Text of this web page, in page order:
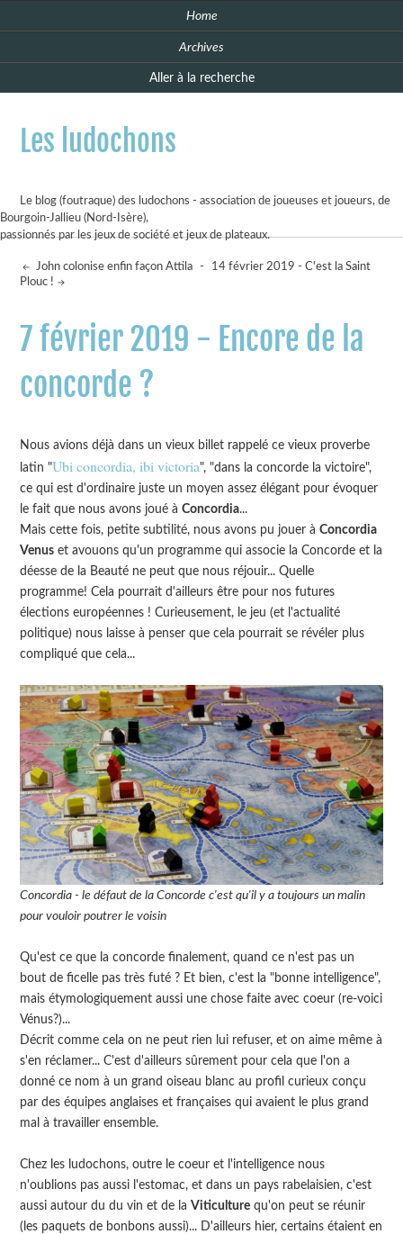
Home
Archives
Aller à la recherche
Les ludochons
Le blog (foutraque) des ludochons - association de joueuses et joueurs, de
Bourgoin-Jallieu (Nord-Isère),
passionnés par les jeux de société et jeux de plateaux.
John colonise enfin façon Attila -
14 février 2019 - C'est la Saint
Plouc !
7 février 2019 - Encore de la
concorde ?
Nous avions déjà dans un vieux billet rappelé ce vieux proverbe
latin "Ubi concordia, ibi victoria", "dans la concorde la victoire",
ce qui est d'ordinaire juste un moyen assez élégant pour évoquer
le fait que nous avons joué àConcordia...
Mais cette fois, petite subtilité, nous avons pu jouer àConcordia
Venus et avouons qu'un programme qui associe la Concorde et la
déesse de la Beauté ne peut que nous réjouir... Quelle
programme! Cela pourrait d'ailleurs être pour nos futures
élections européennes ! Curieusement, le jeu (et l'actualité
politique) nous laisse à penser que cela pourrait se révéler plus
compliqué que cela...
Concordia - le défaut de la Concorde c'est qu'il y a toujours un malin
pour vouloir poutrer le voisin
Qu'est ce que la concorde finalement, quand ce n'est pas un
bout de ficelle pas très futé ? Et bien, c'est la "bonne intelligence",
mais étymologiquement aussi une chose faite avec coeur (re-voici
Vénus?)...
Décrit comme cela on ne peut rien lui refuser, et on aime même à
s'en réclamer... C'est d'ailleurs sûrement pour cela que l'on a
donné ce nom à un grand oiseau blanc au profil curieux conçu
par des équipes anglaises et françaises qui avaient le plus grand
mal à travailler ensemble.
Chez les ludochons, outre le coeur et l'intelligence nous
n'oublions pas aussi l'estomac, et dans un pays rabelaisien, c'est
aussi autour du du vin et de laViticulture qu'on peut se réunir
(les paquets de bonbons aussi)... D'ailleurs hier, certains étaient en